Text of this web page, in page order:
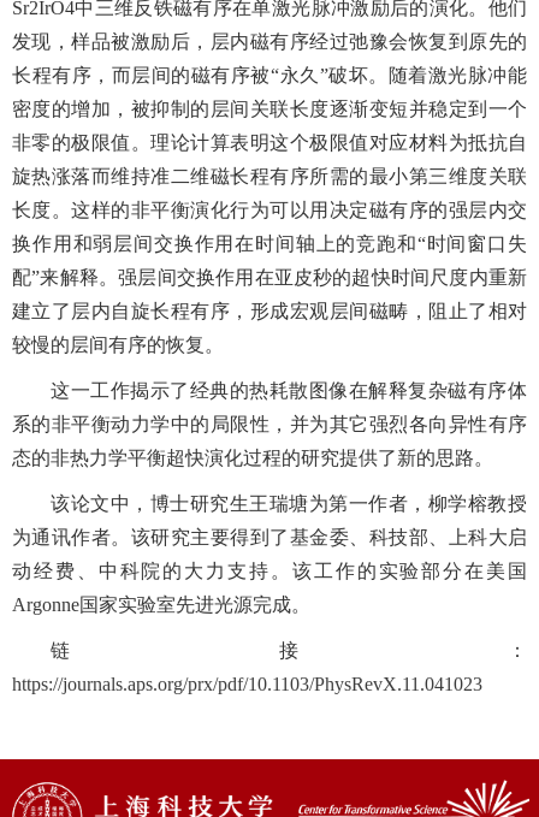
Sr2IrO4中三维反铁磁有序在单激光脉冲激励后的演化。他们
发现，样品被激励后，层内磁有序经过弛豫会恢复到原先的
长程有序，而层间的磁有序被“永久”破坏。随着激光脉冲能
密度的增加，被抑制的层间关联长度逐渐变短并稳定到一个
非零的极限值。理论计算表明这个极限值对应材料为抵抗自
旋热涨落而维持准二维磁长程有序所需的最小第三维度关联
长度。这样的非平衡演化行为可以用决定磁有序的强层内交
换作用和弱层间交换作用在时间轴上的竞跑和“时间窗口失
配”来解释。强层间交换作用在亚皮秒的超快时间尺度内重新
建立了层内自旋长程有序，形成宏观层间磁畴，阻止了相对
较慢的层间有序的恢复。
这一工作揭示了经典的热耗散图像在解释复杂磁有序体
系的非平衡动力学中的局限性，并为其它强烈各向异性有序
态的非热力学平衡超快演化过程的研究提供了新的思路。
该论文中，博士研究生王瑞塘为第一作者，柳学榕教授
为通讯作者。该研究主要得到了基金委、科技部、上科大启
动经费、中科院的大力支持。该工作的实验部分在美国
Argonne国家实验室先进光源完成。
链接：
https://journals.aps.org/prx/pdf/10.1103/PhysRevX.11.041023